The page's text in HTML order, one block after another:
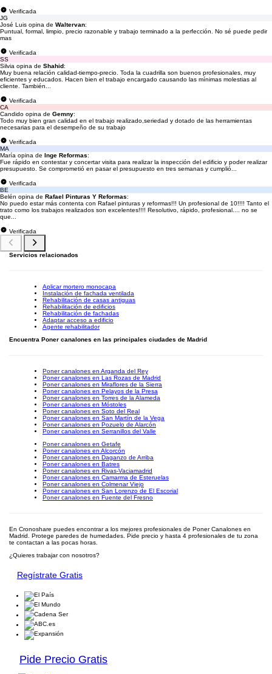
Verificada
JG
José Luis opina de Waltervan:
Puntual, formal, limpio, precio razonable y trabajo terminado a la perfección. No sé puede pedir
mas
Verificada
SS
Silvia opina de Shahid:
Muy buena relación calidad-tiempo-precio. Toda la cuadrilla son buenos profesionales, muy
eficientes y educados. Hacen bien el trabajo encargado causando las mínimas molestias al
cliente. También...
Verificada
CA
Candido opina de Gemny:
Todo muy bien gran calidad en el trabajo realizado,seriedad y dotado de las herramientas
necesarias para el desempeño de su trabajo
Verificada
MA
María opina de Inge Reformas:
Fue rápido en contestar y concertar visita para realizar la inspección del edificio y poder realizar
presupuesto. Se comprometió en pasar el presupuesto en tres semanas y cumplió...
Verificada
BE
Belén opina de Rafael Pinturas Y Reformas:
No puedo estar más contenta con Rafael pinturas y reformas!!! Un profesional de 10!!!! Tanto el
trato como los trabajos realizados son excelentes!!!! Resolutivo, rápido, profesional.... no se
que...
Verificada
Servicios relacionados
Aplicar mortero monocapa
Instalación de fachada ventilada
Rehabilitación de casas antiguas
Rehabilitación de edificios
Rehabilitación de fachadas
Adaptar acceso a edificio
Agente rehabilitador
Encuentra Poner canalones en las principales ciudades de Madrid
Poner canalones en Arganda del Rey
Poner canalones en Las Rozas de Madrid
Poner canalones en Miraflores de la Sierra
Poner canalones en Pelayos de la Presa
Poner canalones en Torres de la Alameda
Poner canalones en Móstoles
Poner canalones en Soto del Real
Poner canalones en San Martín de la Vega
Poner canalones en Pozuelo de Alarcón
Poner canalones en Serranillos del Valle
Poner canalones en Getafe
Poner canalones en Alcorcón
Poner canalones en Daganzo de Arriba
Poner canalones en Batres
Poner canalones en Rivas-Vaciamadrid
Poner canalones en Camarma de Esteruelas
Poner canalones en Colmenar Viejo
Poner canalones en San Lorenzo de El Escorial
Poner canalones en Fuente del Fresno
En Cronoshare puedes encontrar a los mejores profesionales de Poner Canalones en
Madrid. Protege paredes de humedades. Pide precio y hasta 4 profesionales de tu zona
te contactan a las pocas horas.
¿Quieres trabajar con nosotros?
Regístrate Gratis
Pide Precio Gratis